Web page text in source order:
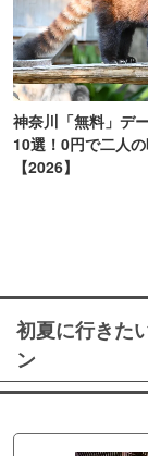
神奈川「無料」デ
10選！0円で二人
【2026】
初夏に行きた
ン